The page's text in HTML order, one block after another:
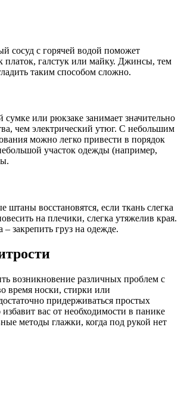
сосуд с горячей водой поможет
платок, галстук или майку. Джинсы, тем
таким способом сложно.
или рюкзаке занимает значительно
чем электрический утюг. С небольшим
можно легко привести в порядок
участок одежды (например,
штаны восстановятся, если ткань слегка
на плечики, слегка утяжелив края.
закрепить груз на одежде.
возникновение различных проблем с
время носки, стирки или
придерживаться простых
вас от необходимости в панике
методы глажки, когда под рукой нет